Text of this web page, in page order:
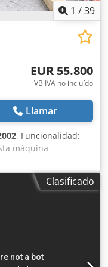
1 /39
EUR 55.800
VB IVA no incluído
Llamar
, Funcionalidad:
máquina
funcionar,
en 2021 en la
El sistema de
HEA 200 y el sistema
Clasificado